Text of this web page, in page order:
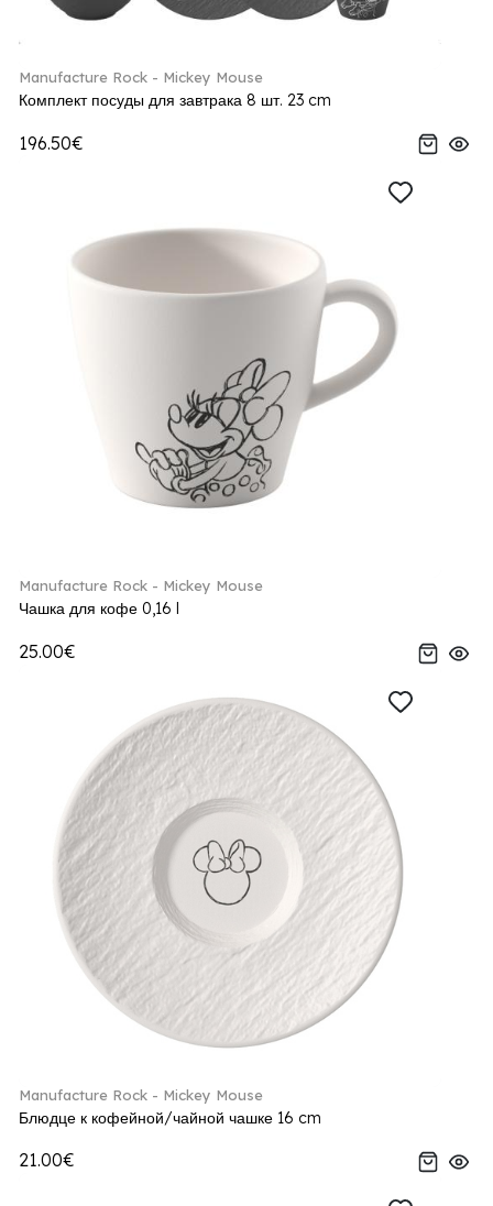
Manufacture Rock - Mickey Mouse
Комплект посуды для завтрака 8 шт. 23 cm
196.50€
Manufacture Rock - Mickey Mouse
Чашка для кофе 0,16 l
25.00€
Manufacture Rock - Mickey Mouse
Блюдце к кофейной/чайной чашке 16 cm
21.00€